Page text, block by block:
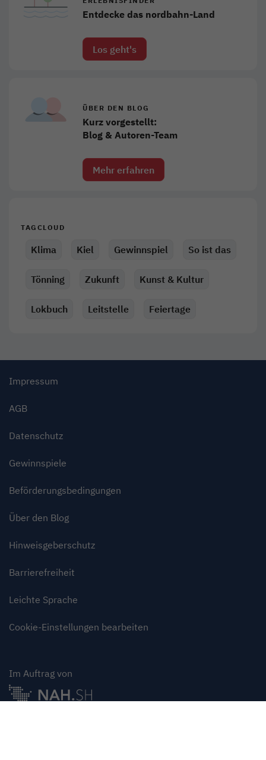
Entdecke das nordbahn-Land
Los geht's
ÜBER DEN BLOG
Kurz vorgestellt:
Blog & Autoren-Team
Mehr erfahren
TAGCLOUD
Klima Kiel Gewinnspiel So ist das
Tönning Zukunft Kunst & Kultur
Lokbuch Leitstelle Feiertage
Impressum
AGB
Datenschutz
Gewinnspiele
Beförderungsbedingungen
Über den Blog
Hinweisgeberschutz
Barrierefreiheit
Leichte Sprache
Cookie-Einstellungen bearbeiten
Im Auftrag von